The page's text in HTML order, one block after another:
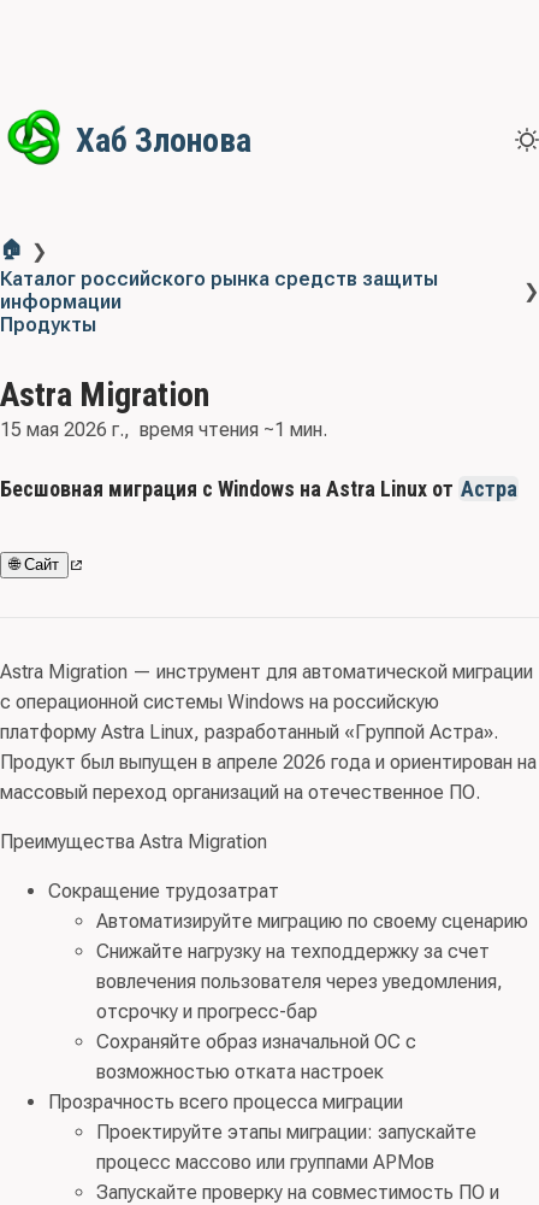
Хаб Злонова
🏠 ❯
Каталог российского рынка средств защиты
информации
❯
Продукты
Astra Migration
15 мая 2026 г. время чтения ~1 мин.
Бесшовная миграция с Windows на Astra Linux от Астра
🌐 Сайт
Astra Migration — инструмент для автоматической миграции
с операционной системы Windows на российскую
платформу Astra Linux, разработанный «Группой Астра».
Продукт был выпущен в апреле 2026 года и ориентирован на
массовый переход организаций на отечественное ПО.
Преимущества Astra Migration
Сокращение трудозатрат
Автоматизируйте миграцию по своему сценарию
Снижайте нагрузку на техподдержку за счет
вовлечения пользователя через уведомления,
отсрочку и прогресс-бар
Сохраняйте образ изначальной ОС с
возможностью отката настроек
Прозрачность всего процесса миграции
Проектируйте этапы миграции: запускайте
процесс массово или группами АРМов
Запускайте проверку на совместимость ПО и